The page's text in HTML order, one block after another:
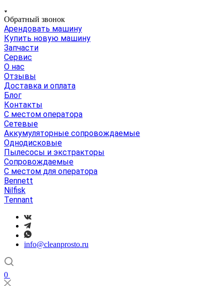
Обратный звонок
Арендовать машину
Купить новую машину
Запчасти
Сервис
О нас
Отзывы
Доставка и оплата
Блог
Контакты
С местом оператора
Сетевые
Аккумуляторные сопровождаемые
Однодисковые
Пылесосы и экстракторы
Сопровождаемые
С местом для оператора
Bennett
Nilfisk
Tennant
info@cleanprosto.ru
0